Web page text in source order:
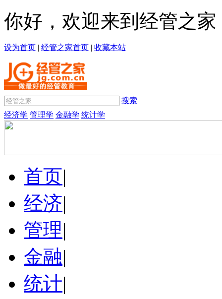
你好，欢迎来到经管之家
设为首页 | 经管之家首页 | 收藏本站
搜索
经济学 管理学 金融学 统计学
首页|
经济|
管理|
金融|
统计|